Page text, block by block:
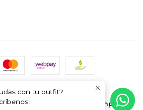
2026 LET'S GYM.
Desarrollado por Jumpseller .
con tu outfit?